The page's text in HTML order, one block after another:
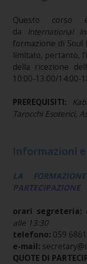
Questo corso
da
International
formazione di
limitato, pertanto,
della ricezione
10:00-13:00/14:00-
PREREQUISITI:
Tarocchi Esoterici,
Informazioni
LA
PARTECIPAZIONE
orari segreteria:
alle 13:30
telefono: 059
e-mail:
QUOTE DI